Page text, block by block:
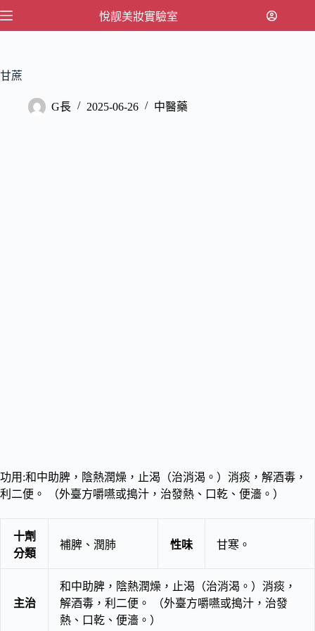
跳
內
悅靓美妝實驗室
甘蔗
G長 2025-06-26 中醫藥
功用:和中助脾，陰熱潤燥，止渴（治消渴。）消痰，解酒毒，
利二便。 （外臺方嚼嚥或搗汁，治發熱、口乾、便濇。）
十劑
分類
補脾、潤肺 性味 甘寒。
主治
和中助脾，陰熱潤燥，止渴（治消渴。）消痰，
解酒毒，利二便。 （外臺方嚼嚥或搗汁，治發
熱、口乾、便濇。）